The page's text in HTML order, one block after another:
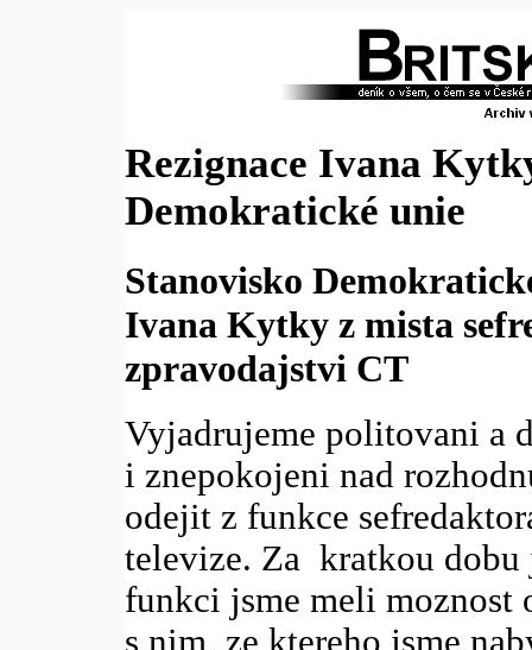
Rezignace Ivana
Demokratické unie
Stanovisko
Ivana Kytky z mista
zpravodajstvi CT
Vyjadrujeme politovani a
i znepokojeni nad
odejit z funkce
televize. Za kratkou dobu
funkci jsme meli moznost
s nim, ze ktereho jsme